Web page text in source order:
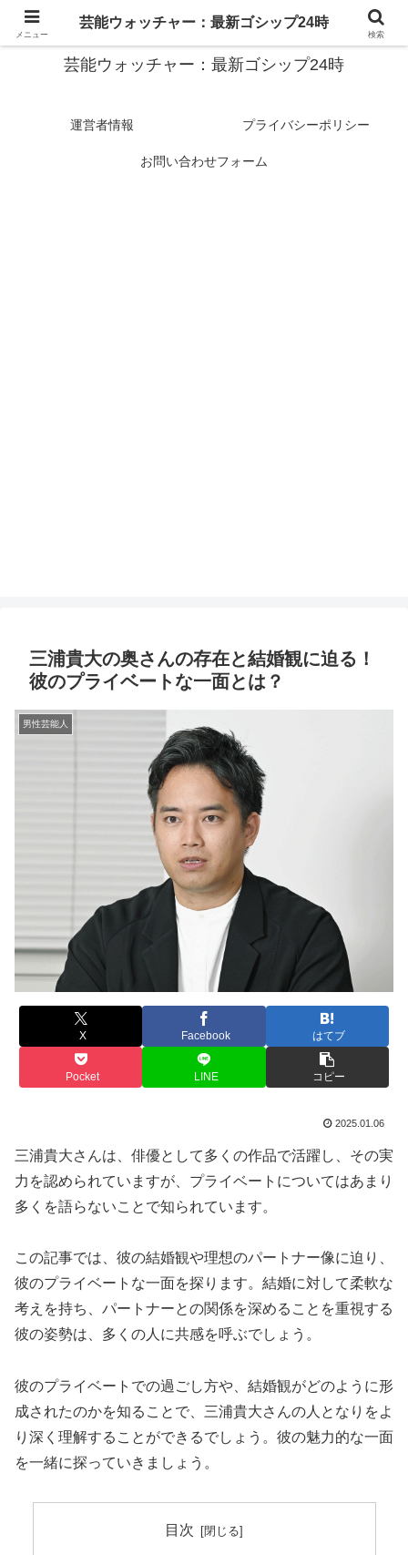
スターたちの裏側を徹底追跡！話題のゴシップがここに集結
芸能ウォッチャー：最新ゴシップ24時
運営者情報 プライバシーポリシー
お問い合わせフォーム
三浦貴大の奥さんの存在と結婚観に迫る！
彼のプライベートな一面とは？
男性芸能人
X Facebook はてブ
Pocket LINE コピー
2025.01.06
三浦貴大さんは、俳優として多くの作品で活躍し、その実
力を認められていますが、プライベートについてはあまり
多くを語らないことで知られています。
この記事では、彼の結婚観や理想のパートナー像に迫り、
彼のプライベートな一面を探ります。結婚に対して柔軟な
考えを持ち、パートナーとの関係を深めることを重視する
彼の姿勢は、多くの人に共感を呼ぶでしょう。
彼のプライベートでの過ごし方や、結婚観がどのように形
成されたのかを知ることで、三浦貴大さんの人となりをよ
り深く理解することができるでしょう。彼の魅力的な一面
を一緒に探っていきましょう。
目次
メニュー
芸能ウォッチャー：最新ゴシップ24時
検索